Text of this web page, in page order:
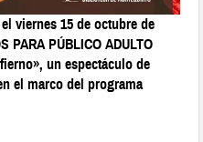
viernes 15 de octubre de
PARA PÚBLICO ADULTO
un espectáculo de
el marco del programa